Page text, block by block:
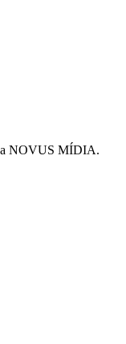
NOVUS MÍDIA.